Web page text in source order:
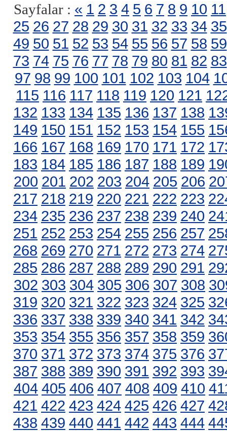
Sayfalar : « 1 2 3 4 5 6 7 8 9 10 11
25 26 27 28 29 30 31 32 33 34 35
49 50 51 52 53 54 55 56 57 58 59
73 74 75 76 77 78 79 80 81 82 83
97 98 99 100 101 102 103 104
115 116 117 118 119 120 121
132 133 134 135 136 137 138
149 150 151 152 153 154 155
166 167 168 169 170 171 172
183 184 185 186 187 188 189
200 201 202 203 204 205 206
217 218 219 220 221 222 223
234 235 236 237 238 239 240
251 252 253 254 255 256 257
268 269 270 271 272 273 274
285 286 287 288 289 290 291
302 303 304 305 306 307 308
319 320 321 322 323 324 325
336 337 338 339 340 341 342
353 354 355 356 357 358 359
370 371 372 373 374 375 376
387 388 389 390 391 392 393
404 405 406 407 408 409 410
421 422 423 424 425 426 427
438 439 440 441 442 443 444